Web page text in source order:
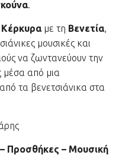
.
Κέρκυραμε τη Βενετία,
μουσικές και
να ζωντανεύουν την
μέσα από μια
τα βενετσιάνικα στα
Προσθήκες – Μουσική